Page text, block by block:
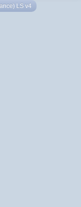
LS v4